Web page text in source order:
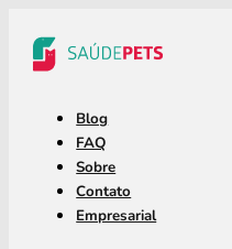
Blog
FAQ
Sobre
Contato
Empresarial